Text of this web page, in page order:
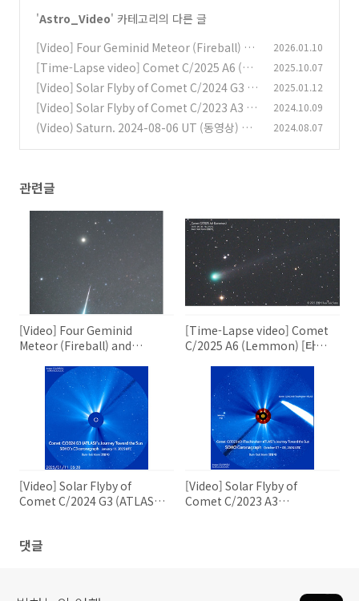
'Astro_Video' 카테고리의 다른 글
[Video] Four Geminid Meteor (Fireball) an
d Smoke Trails in 2025 [동영상] 2025년, 4개
의 쌍둥이자리 유성(화구)와 유성흔
(0)
2026.01.10
[Time-Lapse video] Comet C/2025 A6 (Le
mmon) [타임랩스 영상] C/2025 A6 (레몬) 혜
성
(0)
2025.10.07
[Video] Solar Flyby of Comet C/2024 G3 (A
TLAS) [동영상] C/2024 G3 (아틀라스) 혜성의
태양 근접 비행
2025.01.12
[Video] Solar Flyby of Comet C/2023 A3 (T
suchinshan-ATLAS) [동영상] C/2023 A3 (쯔
2024.10.09
(Video) Saturn. 2024-08-06 UT (동영상) 토
2024.08.07
관련글
[Video] Four Geminid
Meteor (Fireball) and
상] 2025년, 4개의 쌍둥이자리
유성(화구)와 유성흔
[Time-Lapse video] Comet
C/2025 A6 (Lemmon) [타임
[Video] Solar Flyby of
Comet C/2024 G3 (ATLAS)
[Video] Solar Flyby of
Comet C/2023 A3
댓글